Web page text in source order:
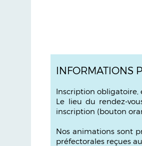
INFORMATIONS
Inscription obligatoire,
Le lieu du rendez-
inscription (bouton
Nos animations sont
préfectorales reçues